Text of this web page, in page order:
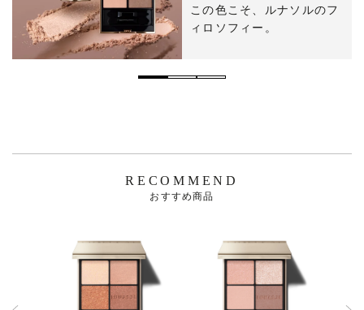
この​色こそ、​ルナソルの​フ
ィロソフィー。​
RECOMMEND
おすすめ商品